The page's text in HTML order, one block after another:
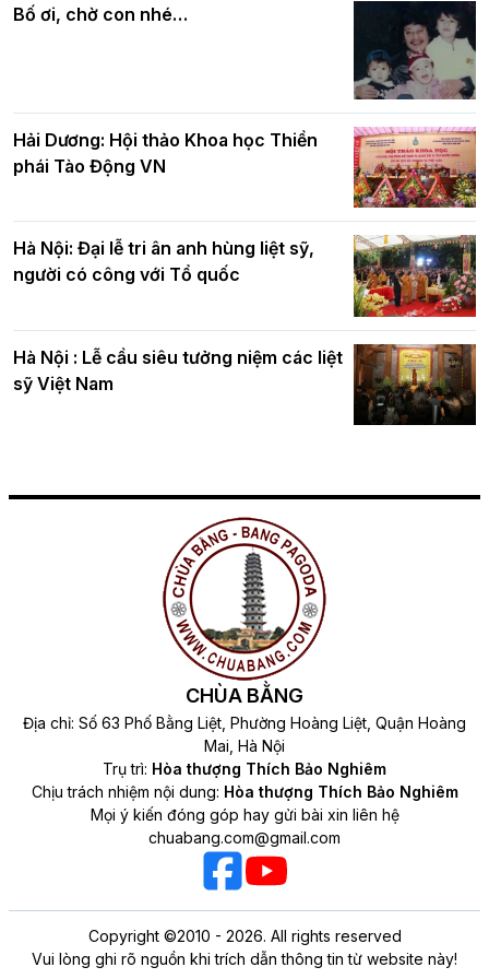
nhân mùa Phật đản PL.2570
Bố ơi, chờ con nhé…
Hải Dương: Hội thảo Khoa học Thiền
phái Tào Động VN
Hà Nội: Đại lễ tri ân anh hùng liệt sỹ,
người có công với Tổ quốc
Hà Nội : Lễ cầu siêu tưởng niệm các liệt
sỹ Việt Nam
CHÙA BẰNG
Địa chỉ: Số 63 Phố Bằng Liệt, Phường Hoàng Liệt, Quận Hoàng
Mai, Hà Nội
Trụ trì: Hòa thượng Thích Bảo Nghiêm
Chịu trách nhiệm nội dung: Hòa thượng Thích Bảo Nghiêm
Mọi ý kiến đóng góp hay gửi bài xin liên hệ
chuabang.com@gmail.com
Copyright ©2010 - 2026. All rights reserved
Vui lòng ghi rõ nguồn khi trích dẫn thông tin từ website này!